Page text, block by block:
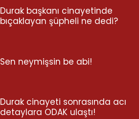
Durak başkanı cinayetinde
bıçaklayan şüpheli ne dedi?
Sen neymişsin be abi!
Durak cinayeti sonrasında acı
detaylara ODAK ulaştı!